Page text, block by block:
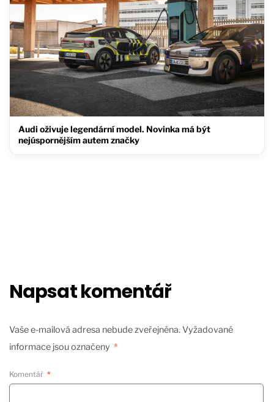
Audi oživuje legendární model. Novinka má být
nejúspornějším autem značky
Napsat komentář
Vaše e-mailová adresa nebude zveřejněna.Vyžadované
informace jsou označeny *
Komentář *